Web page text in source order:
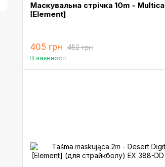
Маскувальна стрічка 10m -
[Element]
452 грн
405 грн
В наявності